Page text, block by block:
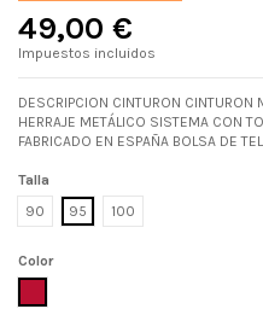
49,00 €
Impuestos incluidos
DESCRIPCION CINTURON CINTURON
HERRAJE METÁLICO SISTEMA CON
FABRICADO EN ESPAÑA BOLSA DE
Talla
90
95 100
Color